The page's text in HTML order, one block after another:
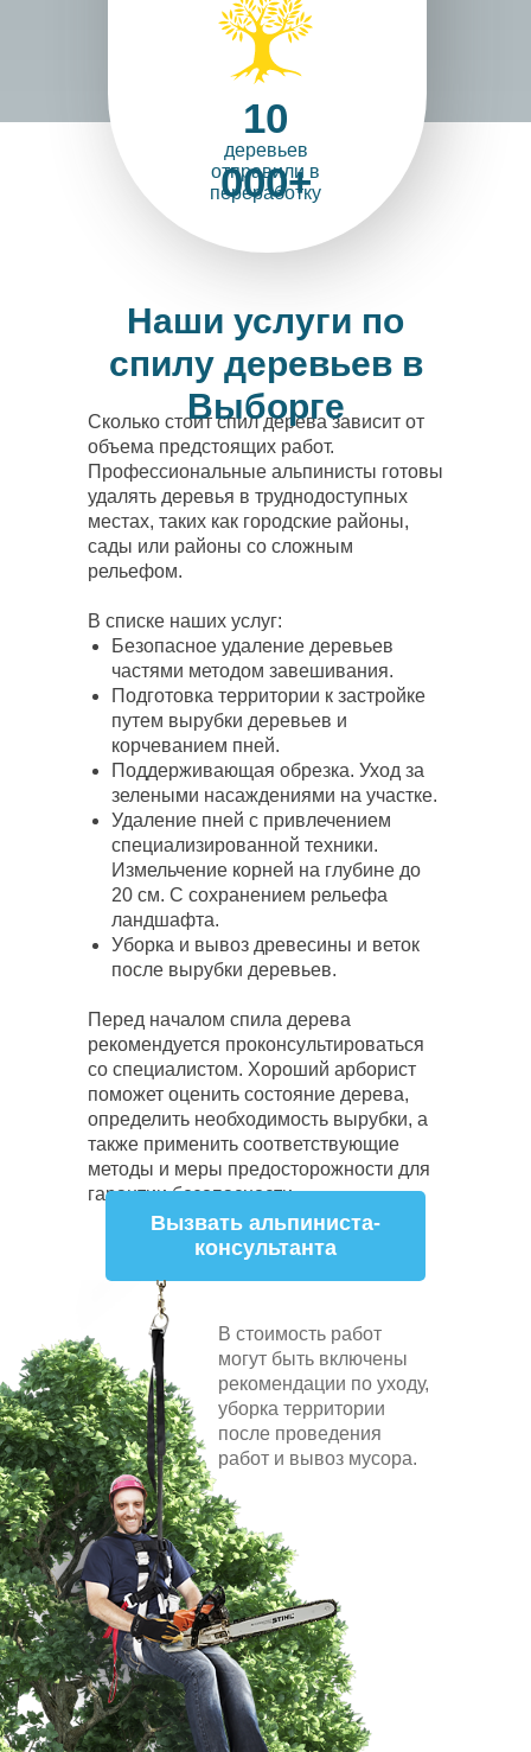
деревьев
отправили в
переработку
10
000+
Сколько стоит спил дерева зависит от
объема предстоящих работ.
Профессиональные альпинисты готовы
удалять деревья в труднодоступных
местах, таких как городские районы,
сады или районы со сложным
рельефом.
В списке наших услуг:
Безопасное удаление деревьев
частями методом завешивания.
Подготовка территории к застройке
путем вырубки деревьев и
корчеванием пней.
Поддерживающая обрезка. Уход за
зелеными насаждениями на участке.
Удаление пней с привлечением
специализированной техники.
Измельчение корней на глубине до
20 см. С сохранением рельефа
ландшафта.
Уборка и вывоз древесины и веток
после вырубки деревьев.
Перед началом спила дерева
рекомендуется проконсультироваться
со специалистом. Хороший арборист
поможет оценить состояние дерева,
определить необходимость вырубки, а
также применить соответствующие
методы и меры предосторожности для
гарантии безопасности.
Вызвать альпиниста-
консультанта
В стоимость работ
могут быть включены
рекомендации по уходу,
уборка территории
после проведения
работ и вывоз мусора.
Наши услуги по
спилу деревьев в
Выборге
валка деревьев спил деревьев
деревьев валка деревьев целиком
деревьев